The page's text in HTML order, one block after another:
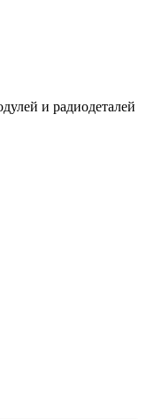
и радиодеталей